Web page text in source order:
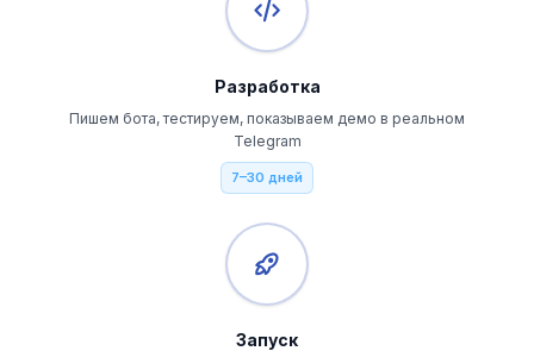
Разработка
Пишем бота, тестируем, показываем демо в реальном
Telegram
7–30 дней
Запуск